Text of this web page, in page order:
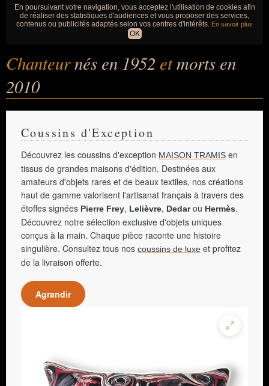
En poursuivant votre navigation, vous acceptez l'utilisation de cookies afin
de réaliser des statistiques d'audiences et vous proposer des services,
contenus ou publicités adaptés selon vos centres d'intérêts. En savoir plus
OK
Chanteurnés en 1952 etmorts en
2010
Coussins d'Exception
Découvrez les coussins d'exception MAISON TRAMIS en
tissus de grandes maisons d'édition. Destinées aux
amateurs d'objets rares et de beaux textiles, nos créations
haut de gamme valorisent l'artisanat français à travers des
étoffes signées Pierre Frey, Lelièvre, Dedarou Hermès.
Découvrez notre sélection exclusive d'objets uniques
conçus à la main. Chaque pièce raconte une histoire
singulière. Consultez tous nos coussins de luxe et profitez
de la livraison offerte.
Agrandir